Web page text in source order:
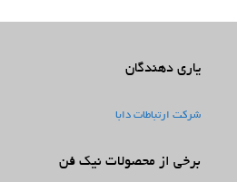
یاری دهندگان
شرکت ارتباطات دابا
برخی از محصولات نیک فن